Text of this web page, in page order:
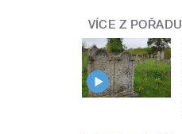
VÍCE Z POŘADU